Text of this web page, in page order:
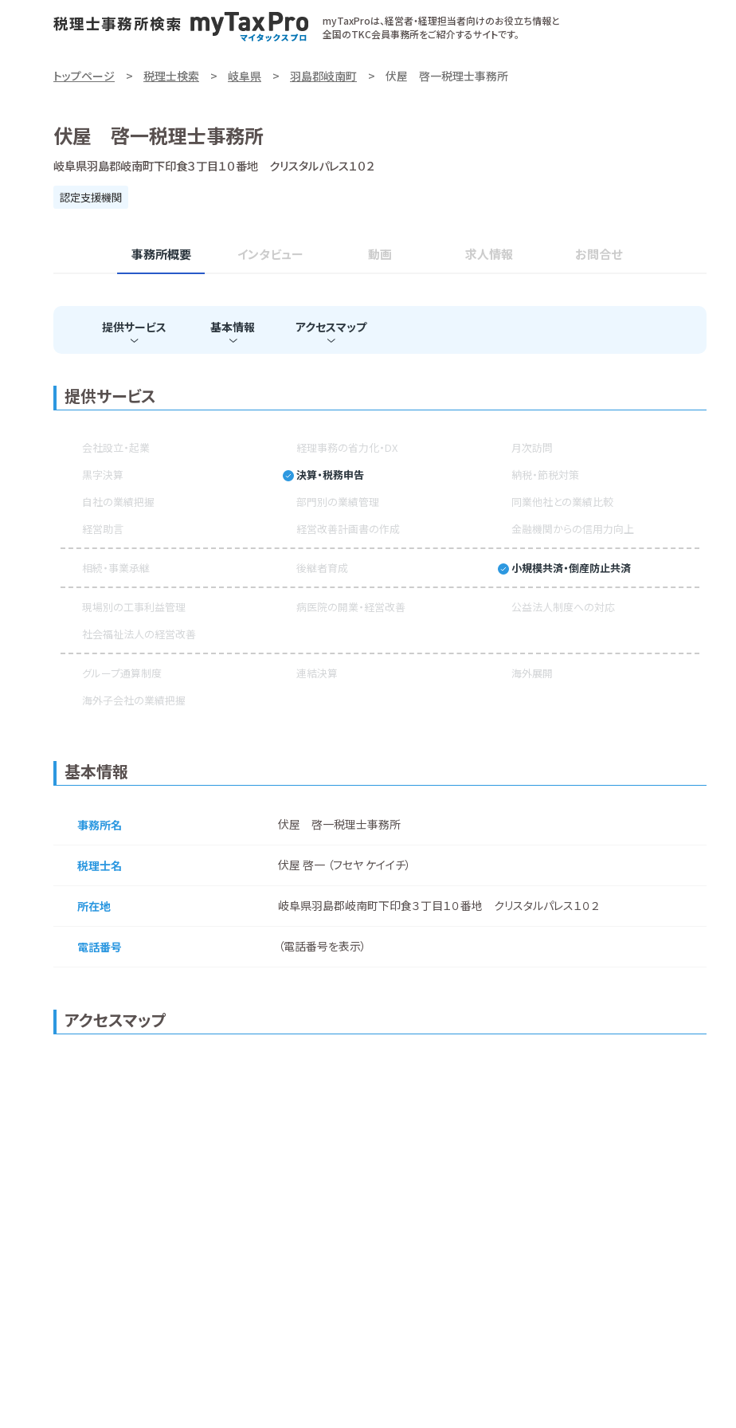
myTaxProは、経営者・経理担当者向けのお役立ち情報と
全国のTKC会員事務所をご紹介するサイトです。
トップページ 税理士検索 岐阜県 羽島郡岐南町 伏屋 啓一税理士事務所
伏屋 啓一税理士事務所
岐阜県羽島郡岐南町下印食３丁目１０番地 クリスタルパレス１０２
認定支援機関
事務所概要 インタビュー 動画 求人情報 お問合せ
提供サービス 基本情報 アクセスマップ
提供サービス
会社設立・起業 経理事務の省力化・DX
月次訪問
黒字決算
決算・税務申告
納税・節税対策
自社の業績把握
部門別の業績管理
同業他社との業績比較
経営助言
経営改善計画書の作成 金融機関からの信用力向上
相続・事業承継 後継者育成 小規模共済・倒産防止共済
現場別の工事利益管理 病医院の開業・経営改善
公益法人制度への対応
社会福祉法人の経営改善
グループ通算制度 連結決算
海外展開
海外子会社の業績把握
基本情報
事務所名 伏屋 啓一税理士事務所
税理士名 伏屋 啓一 （フセヤ ケイイチ）
所在地 岐阜県羽島郡岐南町下印食３丁目１０番地 クリスタルパレス１０２
電話番号 （電話番号を表示）
アクセスマップ